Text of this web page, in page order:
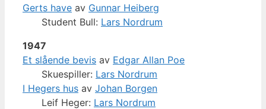
Gerts have av Gunnar Heiberg
Student Bull: Lars Nordrum
1947
Et slående bevis av Edgar Allan Poe
Skuespiller: Lars Nordrum
I Hegers hus av Johan Borgen
Leif Heger: Lars Nordrum